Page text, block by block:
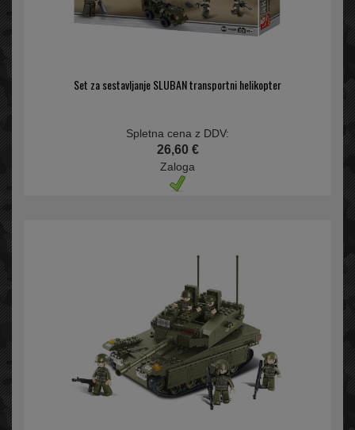
Set za sestavljanje SLUBAN transportni helikopter
Spletna cena z DDV:
26,60 €
Zaloga